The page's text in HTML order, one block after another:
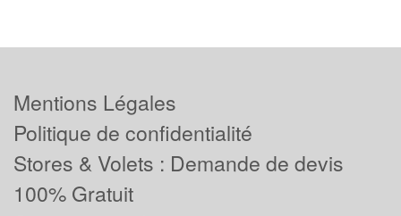
Mentions Légales
Politique de confidentialité
Stores & Volets : Demande de devis
100% Gratuit